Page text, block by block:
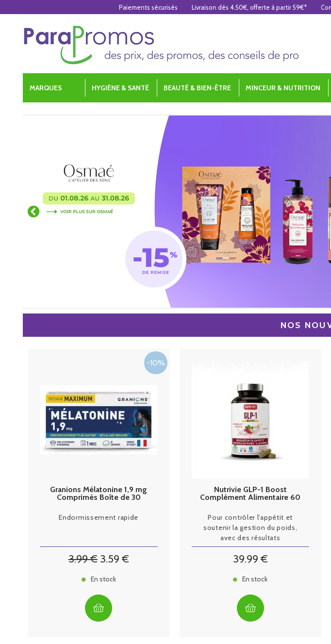
MARQUES HYGIÈNE & SANTÉ BEAUTÉ & BIEN-ÊTRE MINCEUR & NUTRITION
NOS
Granions Mélatonine 1,9 mg
Comprimés Boîte de 30
Endormissement rapide
3.99€ 3.59 €
En stock
Nutrivie GLP-1 Boost
Complément Alimentaire 60
Pour contrôler l'appétit et
soutenir la gestion du poids,
avec des résultats
cliniquement prouvés.
39.99 €
En stock
Paiements sécurisés Livraison dès 4.50€, offerte à partir 59€*